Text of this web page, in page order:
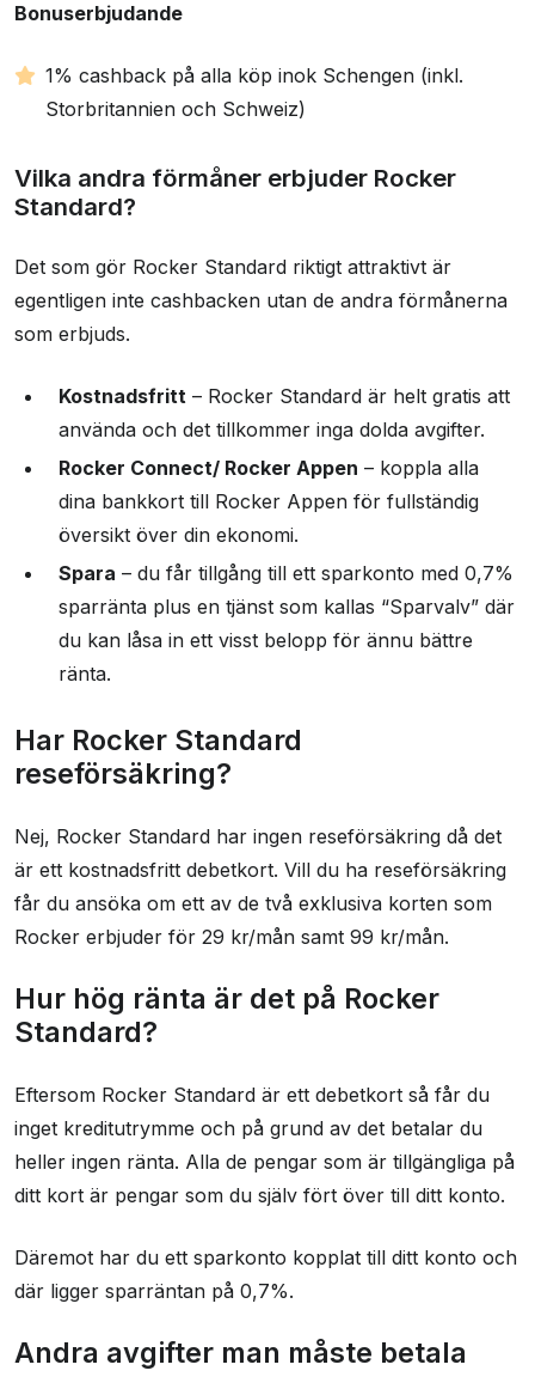
Bonuserbjudande
1% cashback på alla köp inok Schengen (inkl.
Storbritannien och Schweiz)
Vilka andra förmåner erbjuder Rocker
Standard?
Det som gör Rocker Standard riktigt attraktivt är
egentligen inte cashbacken utan de andra förmånerna
som erbjuds.
Kostnadsfritt– Rocker Standard är helt gratis att
använda och det tillkommer inga dolda avgifter.
Rocker Connect/ Rocker Appen – koppla alla
dina bankkort till Rocker Appen för fullständig
översikt över din ekonomi.
Spara – du får tillgång till ett sparkonto med 0,7%
sparränta plus en tjänst som kallas “Sparvalv” där
du kan låsa in ett visst belopp för ännu bättre
ränta.
Har Rocker Standard
reseförsäkring?
Nej, Rocker Standard har ingen reseförsäkring då det
är ett kostnadsfritt debetkort. Vill du ha reseförsäkring
får du ansöka om ett av de två exklusiva korten som
Rocker erbjuder för 29 kr/mån samt 99 kr/mån.
Hur hög ränta är det på Rocker
Standard?
Eftersom Rocker Standard är ett debetkort så får du
inget kreditutrymme och på grund av det betalar du
heller ingen ränta. Alla de pengar som är tillgängliga på
ditt kort är pengar som du själv fört över till ditt konto.
Däremot har du ett sparkonto kopplat till ditt konto och
där ligger sparräntan på 0,7%.
Andra avgifter man måste betala